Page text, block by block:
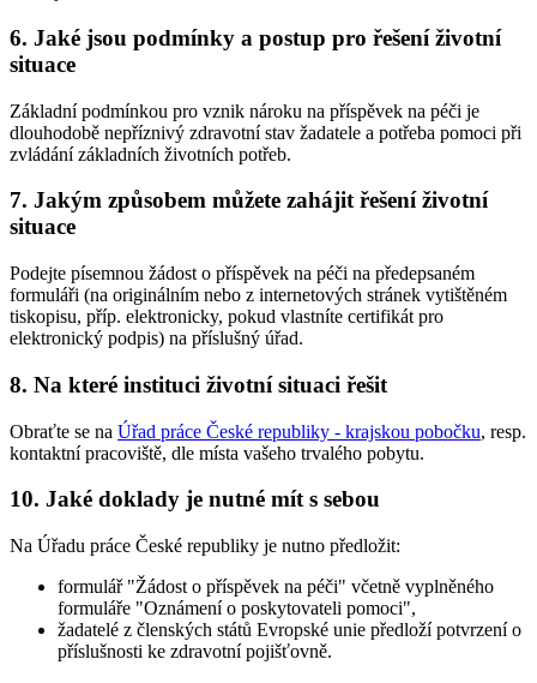
6. Jaké jsou podmínky a postup pro řešení životní
situace
Základní podmínkou pro vznik nároku na příspěvek na péči je
dlouhodobě nepříznivý zdravotní stav žadatele a potřeba pomoci při
zvládání základních životních potřeb.
7. Jakým způsobem můžete zahájit řešení životní
situace
Podejte písemnou žádost o příspěvek na péči na předepsaném
formuláři (na originálním nebo z internetových stránek vytištěném
tiskopisu, příp. elektronicky, pokud vlastníte certifikát pro
elektronický podpis) na příslušný úřad.
8. Na které instituci životní situaci řešit
Obraťte se na Úřad práce České republiky - krajskou pobočku, resp.
kontaktní pracoviště, dle místa vašeho trvalého pobytu.
10. Jaké doklady je nutné mít s sebou
Na Úřadu práce České republiky je nutno předložit:
formulář "Žádost o příspěvek na péči" včetně vyplněného
formuláře "Oznámení o poskytovateli pomoci",
žadatelé z členských států Evropské unie předloží potvrzení o
příslušnosti ke zdravotní pojišťovně.